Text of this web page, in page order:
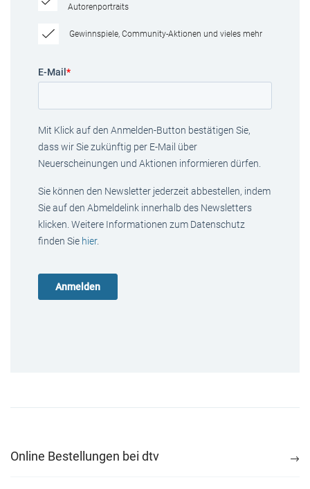
Autorenportraits
Gewinnspiele, Community-Aktionen und vieles mehr
E-Mail *
Mit Klick auf den Anmelden-Button bestätigen Sie,
dass wir Sie zukünftig per E-Mail über
Neuerscheinungen und Aktionen informieren dürfen.
Sie können den Newsletter jederzeit abbestellen, indem
Sie auf den Abmeldelink innerhalb des Newsletters
klicken. Weitere Informationen zum Datenschutz
finden Sie hier.
Online Bestellungen bei dtv